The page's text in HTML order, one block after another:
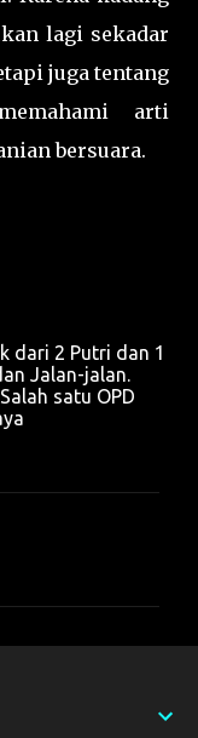
lagi sekadar
juga tentang
arti
bersuara.
dari 2 Putri dan 1
Jalan-jalan.
satu OPD